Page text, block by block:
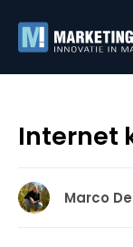
Internet
Marco